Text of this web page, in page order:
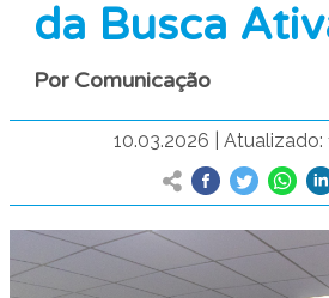
da Busca
Por Comunicação
10.03.2026 Atualizado: